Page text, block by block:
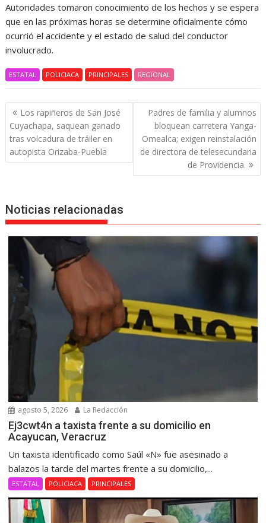
Autoridades tomaron conocimiento de los hechos y se espera
que en las próximas horas se determine oficialmente cómo
ocurrió el accidente y el estado de salud del conductor
involucrado.
ESTATAL POLICIACA PRINCIPALES REGIONAL
Navegación
de
entradas
Los rapiñeros de San José
Cuyachapa, saquean ganado
tras volcadura de tráiler en
autopista Orizaba-Puebla
Padres de familia y alumnos
bloquean carretera Yanga-
Omealca; exigen reinstalación
de directora de telesecundaria
de Providencia.
Noticias relacionadas
agosto 5, 2026 La Redacción
Ej3cwt4n a taxista frente a su domicilio en
Acayucan, Veracruz
Un taxista identificado como Saúl «N» fue asesinado a
balazos la tarde del martes frente a su domicilio,...
ESTATAL POLICIACA PRINCIPALES